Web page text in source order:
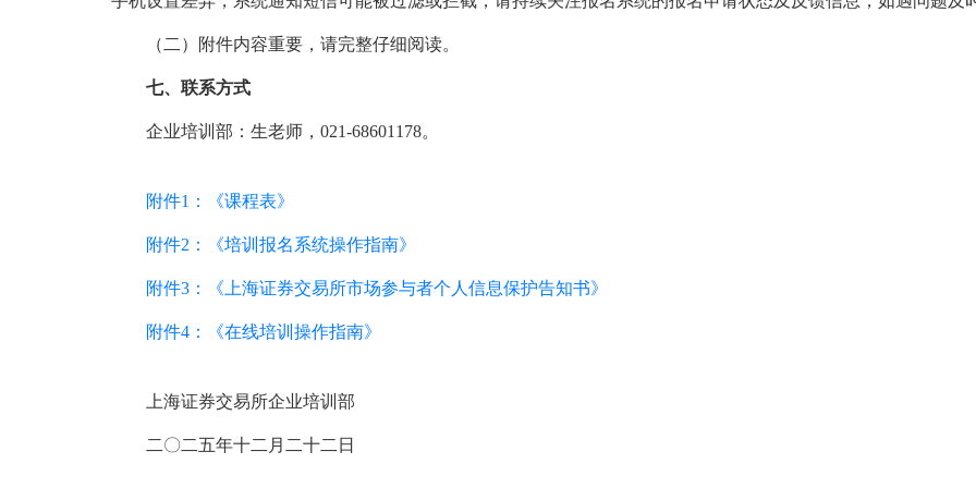
（二）附件内容重要，请完整仔细阅读。
七、联系方式
企业培训部：生老师，021-68601178。
附件1：《课程表》
附件2：《培训报名系统操作指南》
附件3：《上海证券交易所市场参与者个人信息保护告知书》
附件4：《在线培训操作指南》
上海证券交易所企业培训部
二〇二五年十二月二十二日